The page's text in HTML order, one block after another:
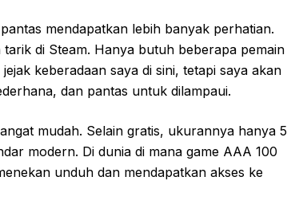
mendapatkan lebih banyak perhatian.
di Steam. Hanya butuh beberapa pemain
keberadaan saya di sini, tetapi saya akan
dan pantas untuk dilampaui.
mudah. Selain gratis, ukurannya hanya 5
modern. Di dunia di mana game AAA 100
unduh dan mendapatkan akses ke